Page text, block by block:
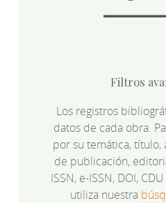
Filtros
Los registros
datos de cada obra.
por su temática, título,
de publicación,
ISSN, e-ISSN, DOI,
utiliza nuestra